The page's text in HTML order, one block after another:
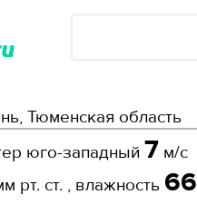
Тюменская область
юго-западный 7 м/с
рт. ст. , влажность 66